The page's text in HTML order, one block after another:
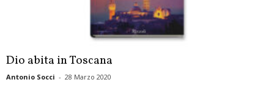
Dio abita in Toscana
Antonio Socci - 28 Marzo 2020